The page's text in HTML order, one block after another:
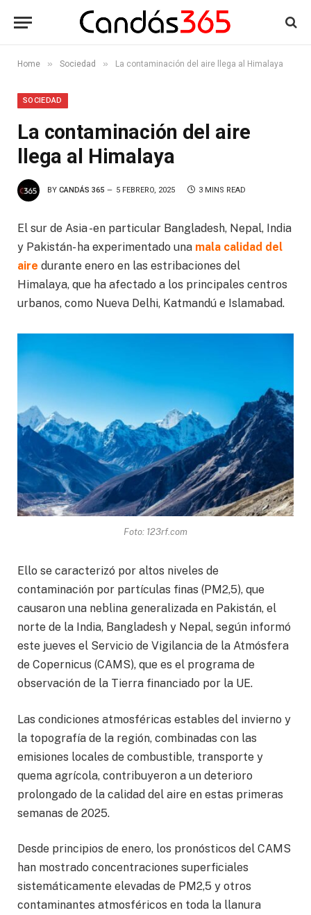
Home » Sociedad » La contaminación del aire llega al Himalaya
SOCIEDAD
La contaminación del aire
llega al Himalaya
BY CANDÁS 365 5 FEBRERO, 2025 3 MINS READ
El sur de Asia -en particular Bangladesh, Nepal, India
y Pakistán- ha experimentado una mala calidad del
aire durante enero en las estribaciones del
Himalaya, que ha afectado a los principales centros
urbanos, como Nueva Delhi, Katmandú e Islamabad.
Foto: 123rf.com
Ello se caracterizó por altos niveles de
contaminación por partículas finas (PM2,5), que
causaron una neblina generalizada en Pakistán, el
norte de la India, Bangladesh y Nepal, según informó
este jueves el Servicio de Vigilancia de la Atmósfera
de Copernicus (CAMS), que es el programa de
observación de la Tierra financiado por la UE.
Las condiciones atmosféricas estables del invierno y
la topografía de la región, combinadas con las
emisiones locales de combustible, transporte y
quema agrícola, contribuyeron a un deterioro
prolongado de la calidad del aire en estas primeras
semanas de 2025.
Desde principios de enero, los pronósticos del CAMS
han mostrado concentraciones superficiales
sistemáticamente elevadas de PM2,5 y otros
contaminantes atmosféricos en toda la llanura